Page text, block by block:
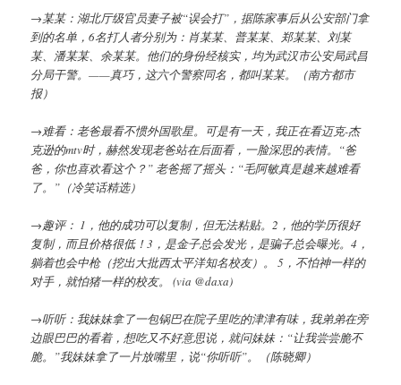
→某某：湖北厅级官员妻子被“误会打”，据陈家事后从公安部门拿
到的名单，6名打人者分别为：肖某某、普某某、郑某某、刘某
某、潘某某、余某某。他们的身份经核实，均为武汉市公安局武昌
分局干警。——真巧，这六个警察同名，都叫某某。（南方都市
报）
→难看：老爸最看不惯外国歌星。可是有一天，我正在看迈克-杰
克逊的mtv时，赫然发现老爸站在后面看，一脸深思的表情。“爸
爸，你也喜欢看这个？” 老爸摇了摇头：“毛阿敏真是越来越难看
了。”（冷笑话精选）
→趣评： 1，他的成功可以复制，但无法粘贴。2，他的学历很好
复制，而且价格很低！3，是金子总会发光，是骗子总会曝光。4，
躺着也会中枪（挖出大批西太平洋知名校友）。 5，不怕神一样的
对手，就怕猪一样的校友。 (via @daxa)
→听听：我妹妹拿了一包锅巴在院子里吃的津津有味，我弟弟在旁
边眼巴巴的看着，想吃又不好意思说，就问妹妹：“让我尝尝脆不
脆。”我妹妹拿了一片放嘴里，说“你听听”。（陈晓卿）